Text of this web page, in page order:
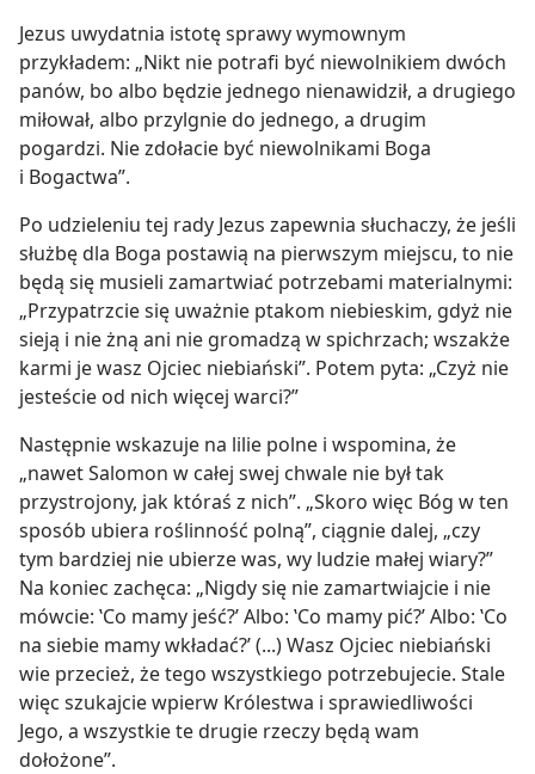
Jezus uwydatnia istotę sprawy wymownym
przykładem: „Nikt nie potrafi być niewolnikiem dwóch
panów, bo albo będzie jednego nienawidził, a drugiego
miłował, albo przylgnie do jednego, a drugim
pogardzi. Nie zdołacie być niewolnikami Boga
i Bogactwa”.
Po udzieleniu tej rady Jezus zapewnia słuchaczy, że jeśli
służbę dla Boga postawią na pierwszym miejscu, to nie
będą się musieli zamartwiać potrzebami materialnymi:
„Przypatrzcie się uważnie ptakom niebieskim, gdyż nie
sieją i nie żną ani nie gromadzą w spichrzach; wszakże
karmi je wasz Ojciec niebiański”. Potem pyta: „Czyż nie
jesteście od nich więcej warci?”
Następnie wskazuje na lilie polne i wspomina, że
„nawet Salomon w całej swej chwale nie był tak
przystrojony, jak któraś z nich”. „Skoro więc Bóg w ten
sposób ubiera roślinność polną”, ciągnie dalej, „czy
tym bardziej nie ubierze was, wy ludzie małej wiary?”
Na koniec zachęca: „Nigdy się nie zamartwiajcie i nie
mówcie: ‛Co mamy jeść?’ Albo: ‛Co mamy pić?’ Albo: ‛Co
na siebie mamy wkładać?’ (...) Wasz Ojciec niebiański
wie przecież, że tego wszystkiego potrzebujecie. Stale
więc szukajcie wpierw Królestwa i sprawiedliwości
Jego, a wszystkie te drugie rzeczy będą wam
dołożone”.